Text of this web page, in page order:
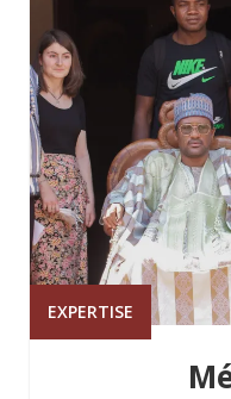
EXPERTISE